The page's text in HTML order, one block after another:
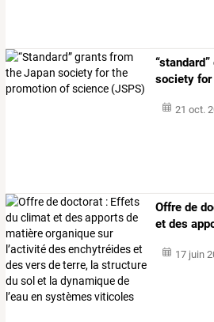
“standard”
society for
21 oct.
Offre de
et des
17 juin